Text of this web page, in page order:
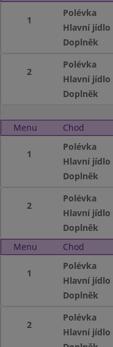
1
Polévka
Hlavní jídlo
Doplněk
2
Polévka
Hlavní jídlo
Doplněk
Menu Chod
1
Polévka
Hlavní jídlo
Doplněk
2
Polévka
Hlavní jídlo
Doplněk
Menu
Chod
1
Polévka
Hlavní jídlo
Doplněk
2
Polévka
Hlavní jídlo